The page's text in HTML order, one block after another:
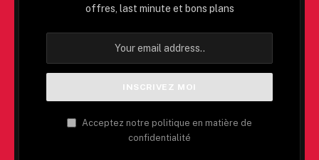
offres, last minute et bons plans
Acceptez notre politique en matière de
confidentialité